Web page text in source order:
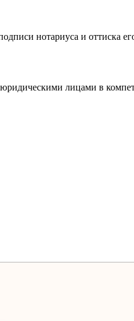
нотариуса и оттиска
юридическими лицами в